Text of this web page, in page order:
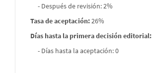
- Después de revisión: 2%
Tasa de aceptación:26%
Días hasta la primera decisión editorial:
- Días hasta la aceptación: 0